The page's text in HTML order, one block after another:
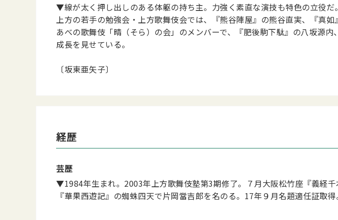
▼線が太く押し出しのある体躯の持ち主。力強く素直な演技も特色の立役
上方の若手の勉強会・上方歌舞伎会では、『熊谷陣屋』の熊谷直実、『真
あべの歌舞伎「晴（そら）の会」のメンバーで、『肥後駒下駄』の八坂源
成長を見せている。
〔坂東亜矢子〕
経歴
芸歴
▼1984年生まれ。2003年上方歌舞伎塾第3期修了。７月大阪松竹座『義経
『華果西遊記』の蜘蛛四天で片岡當吉郎を名のる。17年９月名題適任証取